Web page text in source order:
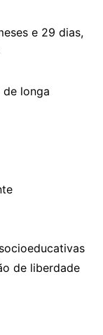
e 29 dias,
de longa
de liberdade